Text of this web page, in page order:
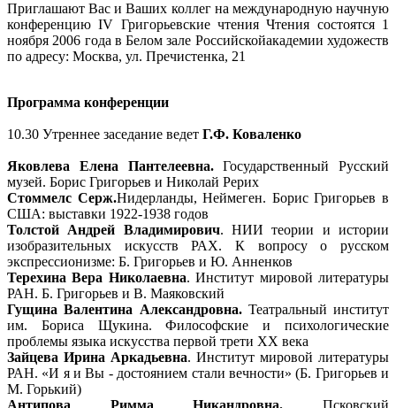
Приглашают Вас и Ваших коллег на международную научную
конференцию IV Григорьевские чтения Чтения состоятся 1
ноября 2006 года в Белом зале Российскойакадемии художеств
по адресу: Москва, ул. Пречистенка, 21
Программа конференции
10.30 Утреннее заседание ведет Г.Ф. Коваленко
Яковлева Елена Пантелеевна.Государственный Русский
музей. Борис Григорьев и Николай Рерих
Стоммелс Серж.Нидерланды, Неймеген. Борис Григорьев в
США: выставки 1922-1938 годов
Толстой Андрей Владимирович. НИИ теории и истории
изобразительных искусств РАХ. К вопросу о русском
экспрессионизме: Б. Григорьев и Ю. Анненков
Терехина Вера Николаевна. Институт мировой литературы
РАН. Б. Григорьев и В. Маяковский
Гущина Валентина Александровна. Театральный институт
им. Бориса Щукина. Философские и психологические
проблемы языка искусства первой трети ХХ века
Зайцева Ирина Аркадьевна. Институт мировой литературы
РАН. «И я и Вы - достоянием стали вечности» (Б. Григорьев и
М. Горький)
Антипова Римма Никандровна. Псковский